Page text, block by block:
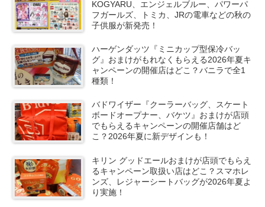
KOGYARU、エンジェルブルー、パワーパ
フガールズ、トミカ、JRの電車などの秋の
子供服が新発売！
ハーゲンダッツ『ミニカップ型保冷バッ
グ』おまけがもれなくもらえる2026年夏キ
ャンペーンの開催店はどこ？バニラで全1
種類！
バドワイザー『クーラーバッグ、スケート
ボードオープナー、バケツ』おまけが店頭
でもらえるキャンペーンの開催店舗はど
こ？2026年夏に新デザインも！
キリン グッドエールおまけが店頭でもらえ
るキャンペーン取扱い店はどこ？スマホレ
ンズ、レジャーシートバッグが2026年夏よ
り実施！